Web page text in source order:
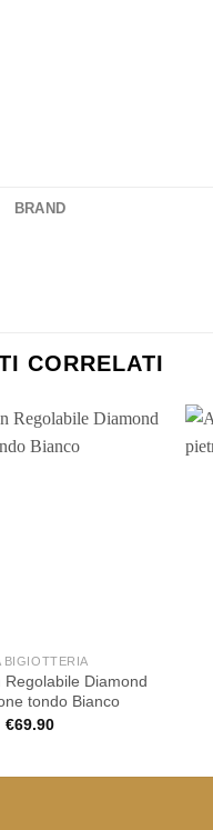
BRAND
CORRELATI
BIGIOTTERIA
Regolabile Diamond
tondo Bianco
€69.90